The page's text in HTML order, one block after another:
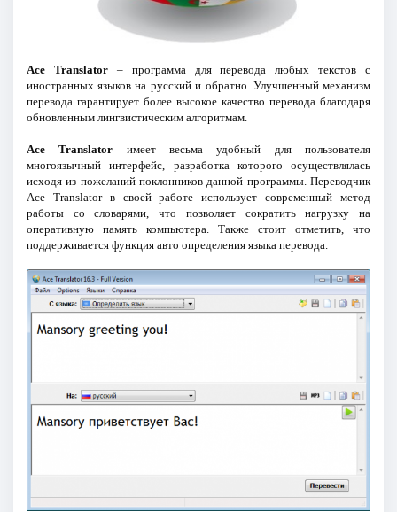
Ace Translator– программа для перевода любых текстов с
иностранных языков на русский и обратно. Улучшенный механизм
перевода гарантирует более высокое качество перевода благодаря
обновленным лингвистическим алгоритмам.
Ace Translator имеет весьма удобный для пользователя
многоязычный интерфейс, разработка которого осуществлялась
исходя из пожеланий поклонников данной программы. Переводчик
Ace Translator в своей работе использует современный метод
работы со словарями, что позволяет сократить нагрузку на
оперативную память компьютера. Также стоит отметить, что
поддерживается функция авто определения языка перевода.